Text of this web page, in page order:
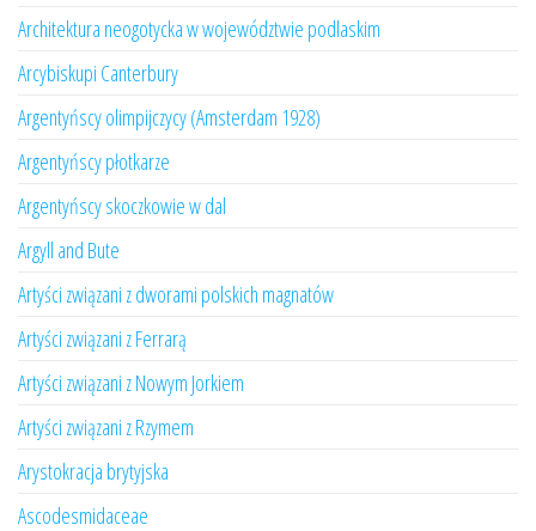
Architektura neogotycka w województwie podlaskim
Arcybiskupi Canterbury
Argentyńscy olimpijczycy (Amsterdam 1928)
Argentyńscy płotkarze
Argentyńscy skoczkowie w dal
Argyll and Bute
Artyści związani z dworami polskich magnatów
Artyści związani z Ferrarą
Artyści związani z Nowym Jorkiem
Artyści związani z Rzymem
Arystokracja brytyjska
Ascodesmidaceae